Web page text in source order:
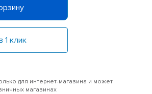
1 клик
для интернет-магазина и может
магазинах